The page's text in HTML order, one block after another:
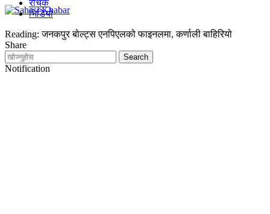
रोचक
भिडियो
Reading: जनकपुर बोल्ट्स एनपिएलको फाइनलमा, कर्णाली बाहिरियो
Share
Notification